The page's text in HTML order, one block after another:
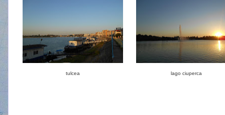
tulcea lago ciuperca